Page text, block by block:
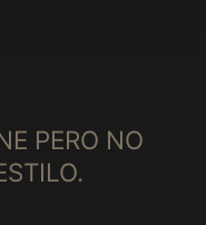
PERO NO